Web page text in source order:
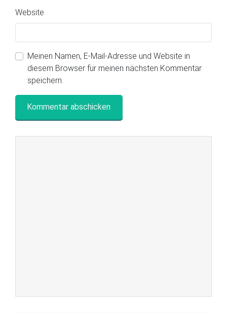
Website
Meinen Namen, E-Mail-Adresse und Website in
diesem Browser für meinen nächsten Kommentar
speichern.